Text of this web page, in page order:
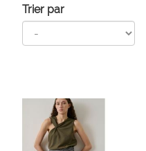
Trier par